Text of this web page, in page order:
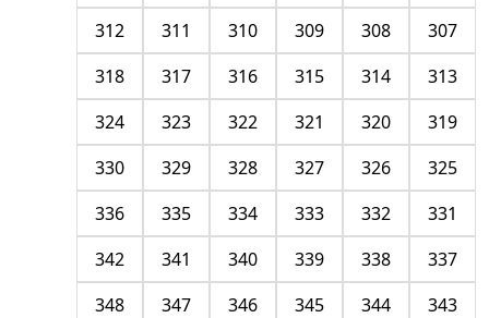
307
308
309
310
311
312
313
314
315
316
317
318
319
320
321
322
323
324
325
326
327
328
329
330
331
332
333
334
335
336
337
338
339
340
341
342
343
344
345
346
347
348